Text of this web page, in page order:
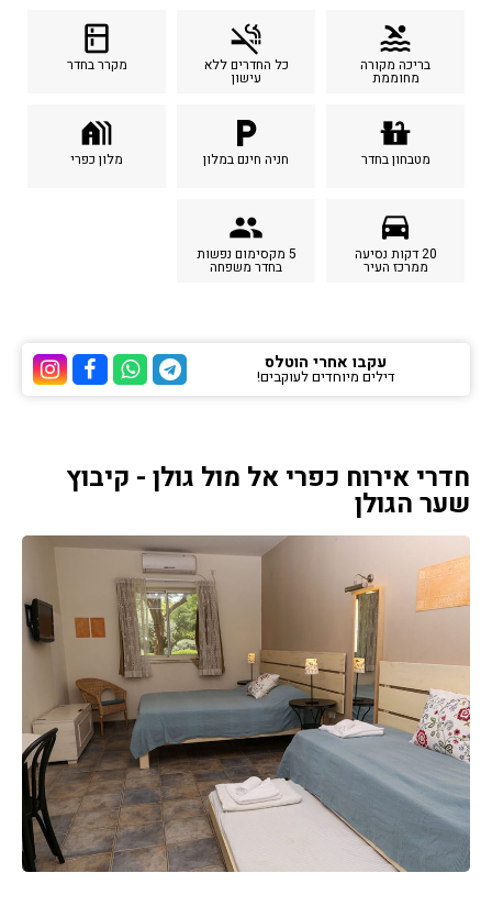
pool
בריכה מקורה
מחוממת
smoke_free
כל החדרים ללא
עישון
kitchen
מקרר בחדר
countertops
מטבחון בחדר
local_parking
חניה חינם במלון
holiday_village
מלון כפרי
time_to_leave
20 דקות נסיעה
ממרכז העיר
people
5 מקסימום נפשות
בחדר משפחה
ערוץ ערוץ
ערוץ הוואטסאפ של
ערוץ הטלגרם של הוטלס
עקבו אחרי הוטלס
דילים מיוחדים לעוקבים!
חדרי אירוח כפרי אל מול גולן - קיבוץ
שער הגולן